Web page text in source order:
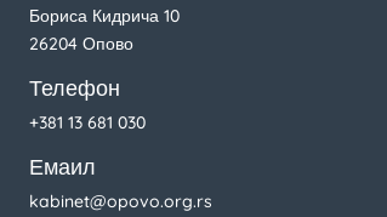
Бориса Кидрича 10
26204 Опово
Телефон
+381 13 681 030
Емаил
kabinet@opovo.org.rs